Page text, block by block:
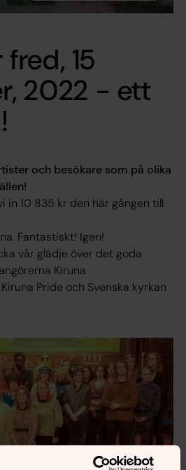
15
2022 - ett
och besökare som på olika
in 10 835 kr den här gången till
Fantastiskt! Igen!
vår glädje över det goda
Kiruna
Pride och Svenska kyrkan